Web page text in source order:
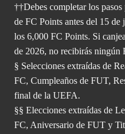
††Debes completar los
de FC Points antes del 15
los 6,000 FC Points. Si
de 2026, no recibirás ningún
§ Selecciones extraídas de
FC, Cumpleaños de FUT,
final de la UEFA.
§§ Elecciones extraídas de
FC, Aniversario de FUT y